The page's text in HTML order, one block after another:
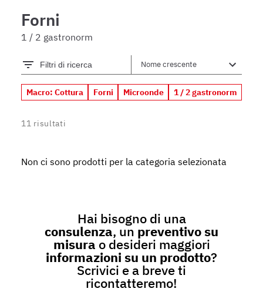
Forni
1 / 2 gastronorm
Filtri di ricerca
Macro: Cottura Forni Microonde 1 / 2 gastronorm
11 risultati
Non ci sono prodotti per la categoria selezionata
Hai bisogno di una
consulenza, un preventivo su
misura o desideri maggiori
informazioni su un prodotto?
Scrivici e a breve ti
ricontatteremo!